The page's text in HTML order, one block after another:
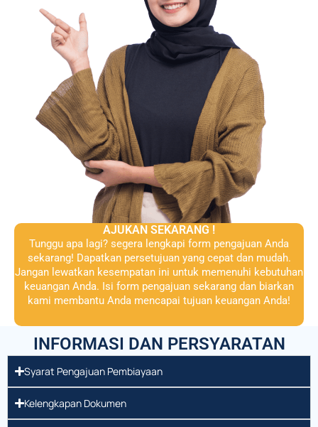
AJUKAN SEKARANG !
Tunggu apa lagi? segera lengkapi form pengajuan Anda
sekarang! Dapatkan persetujuan yang cepat dan mudah.
Jangan lewatkan kesempatan ini untuk memenuhi kebutuhan
keuangan Anda. Isi form pengajuan sekarang dan biarkan
kami membantu Anda mencapai tujuan keuangan Anda!
INFORMASI DAN PERSYARATAN
Syarat Pengajuan Pembiayaan
Kelengkapan Dokumen